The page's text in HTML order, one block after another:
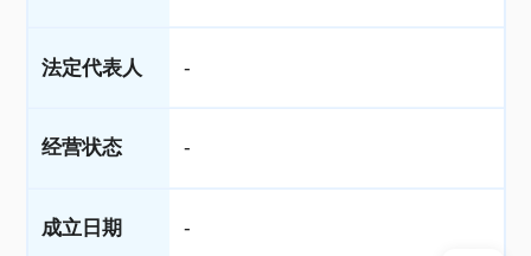
法定代表人 -
经营状态 -
成立日期 -